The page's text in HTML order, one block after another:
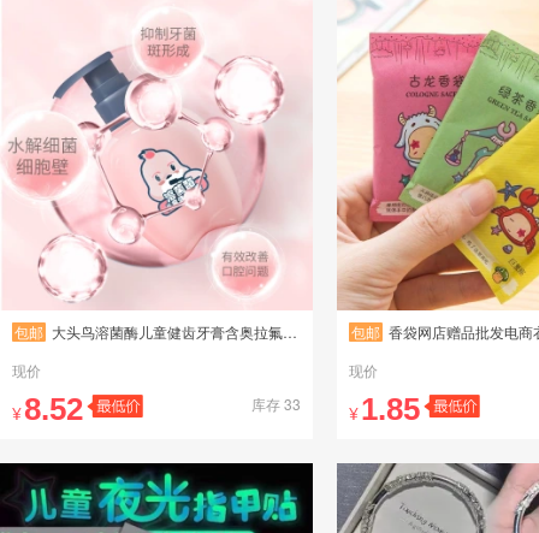
包邮 大头鸟溶菌酶儿童健齿牙膏含奥拉氟防蛀低泡不辣口厂家一件代发
现价
¥8.52 库存 33
包邮 香袋网店赠品批发电商
现价
¥1.85